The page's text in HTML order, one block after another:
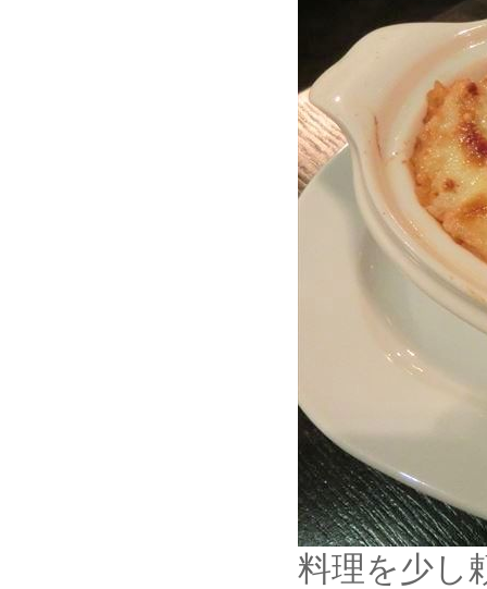
料理を少し